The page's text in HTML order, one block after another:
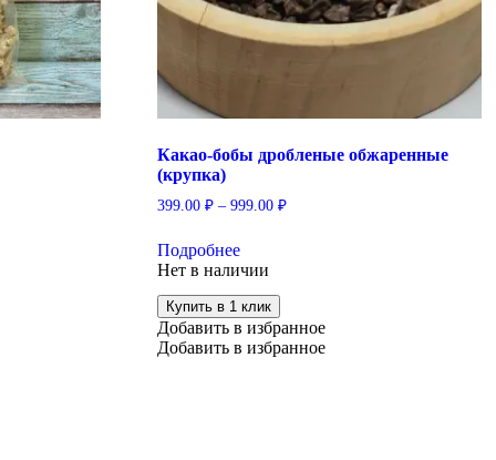
Какао-бобы дробленые обжаренные
(крупка)
399.00 ₽– 999.00 ₽
Подробнеетовар
имеет
несколько
вариаций.
Опции
можно
Нет в наличии
Купить в 1 клик
Добавить в избранное
Добавить в избранное